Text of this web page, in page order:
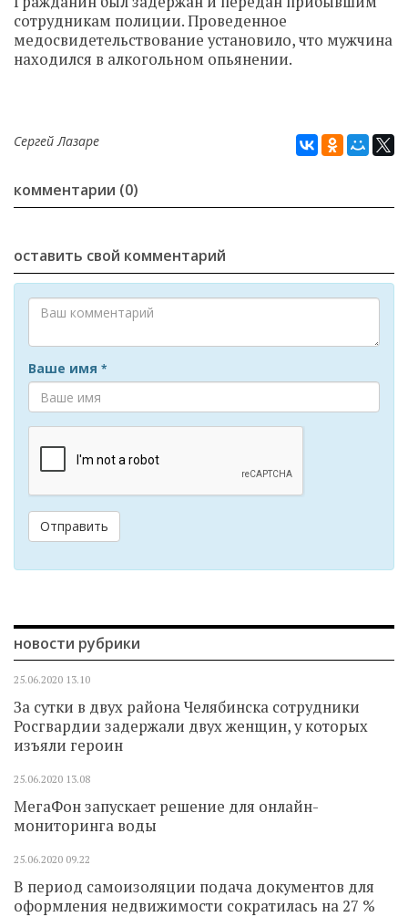
сотрудникам полиции. Проведенное
медосвидетельствование установило, что мужчина
находился в алкогольном опьянении.
Сергей Лазаре
комментарии (0)
оставить свой комментарий
Ваше имя *
Отправить
новости рубрики
25.06.2020 13.10
За сутки в двух района Челябинска сотрудники
Росгвардии задержали двух женщин, у которых
изъяли героин
25.06.2020 13.08
МегаФон запускает решение для онлайн-
мониторинга воды
25.06.2020 09.22
В период самоизоляции подача документов для
оформления недвижимости сократилась на 27 %